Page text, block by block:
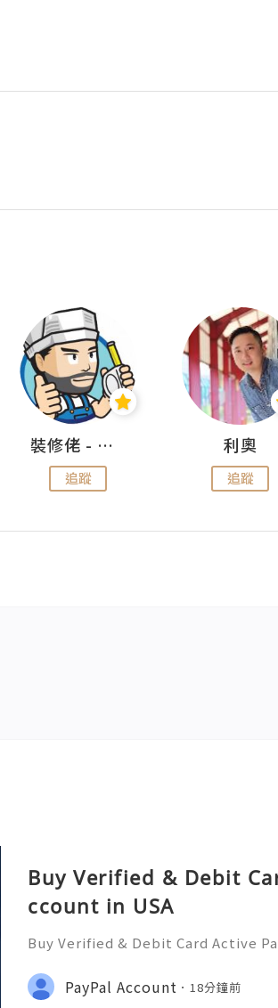
裝修佬 - 香港一站式網上裝修平台
追蹤
利奧
追蹤
Buy Verified & Debit
ccount in USA
Buy Verified & Debit Card Active
ere 24/7! 📧 Email:
(772)563-8300 🚀 Telegram: @usam
PayPal Account 18分鐘前